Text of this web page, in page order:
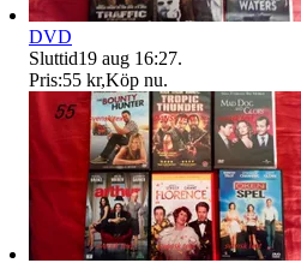
DVD
Sluttid19 aug 16:27.
Pris:55 kr,Köp nu.